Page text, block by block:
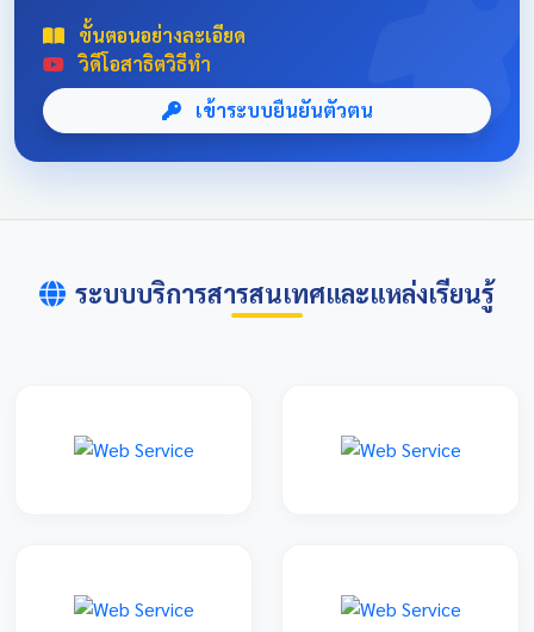
แข่งขันและดูรายละเอียดเพิ่มเติม การแข่งขันศิลปหัตถกรรม
นักเรียนครั้งที่ 73 โซนอุบลเหนือ จังหวัดอุบลราชธานี
ขั้นตอนอย่างละเอียด
วิดีโอสาธิตวิธีทำ
เข้าระบบยืนยันตัวตน
ระบบบริการสารสนเทศและแหล่งเรียนรู้